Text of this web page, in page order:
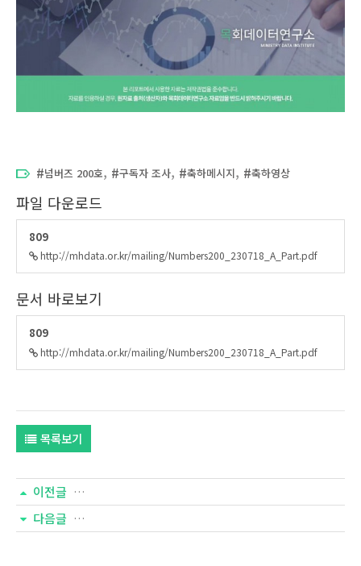
넘버즈 200호, 구독자 조사, 축하메시지, 축하영상
파일 다운로드
809
http://mhdata.or.kr/mailing/Numbers200_230718_A_Part.pdf
문서 바로보기
809
http://mhdata.or.kr/mailing/Numbers200_230718_A_Part.pdf
목록보기
이전글 [넘버즈 201호] 청년 삶 실태 조사
다음글 [넘버즈 199호] 개신교인의 교회 봉사 실태와 인식